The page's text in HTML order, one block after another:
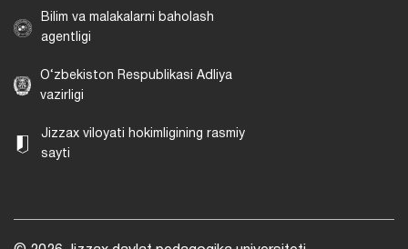
Bilim va malakalarni baholash
agentligi
O‘zbekiston Respublikasi Adliya
vazirligi
Jizzax viloyati hokimligining rasmiy
sayti